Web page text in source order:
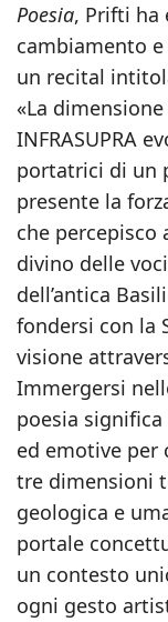
Poesia, Prifti ha
cambiamento
un recital
«La
INFRASUPRA
portatrici di un
presente la
che percepisco
divino delle
dell’antica
fondersi con la
visione
Immergersi
poesia
ed emotive
tre dimensioni
geologica e
portale
un contesto
ogni gesto